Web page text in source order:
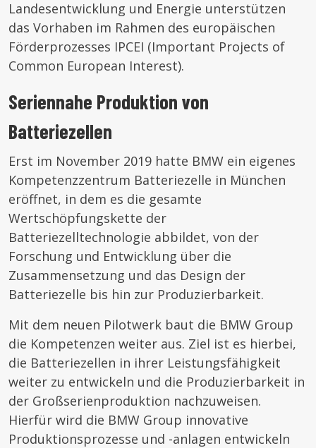
Landesentwicklung und Energie unterstützen
das Vorhaben im Rahmen des europäischen
Förderprozesses IPCEI (Important Projects of
Common European Interest).
Seriennahe Produktion von
Batteriezellen
Erst im November 2019 hatte BMW ein eigenes
Kompetenzzentrum Batteriezelle in München
eröffnet, in dem es die gesamte
Wertschöpfungskette der
Batteriezelltechnologie abbildet, von der
Forschung und Entwicklung über die
Zusammensetzung und das Design der
Batteriezelle bis hin zur Produzierbarkeit.
Mit dem neuen Pilotwerk baut die BMW Group
die Kompetenzen weiter aus. Ziel ist es hierbei,
die Batteriezellen in ihrer Leistungsfähigkeit
weiter zu entwickeln und die Produzierbarkeit in
der Großserienproduktion nachzuweisen.
Hierfür wird die BMW Group innovative
Produktionsprozesse und -anlagen entwickeln